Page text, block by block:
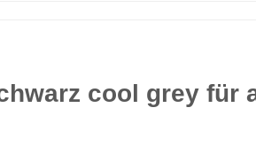
cool grey für